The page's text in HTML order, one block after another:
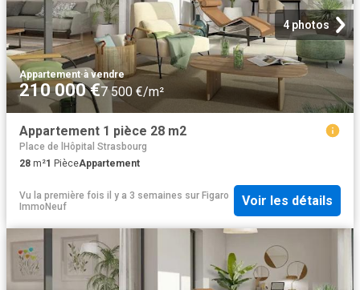
4 photos
Appartement·à vendre
210 000 €7 500 €/m²
Appartement 1 pièce 28 m2
Place de lHôpital Strasbourg
28 m²1 PièceAppartement
Vu la première fois il y a 3 semaines sur Figaro
ImmoNeuf
Voir les détails